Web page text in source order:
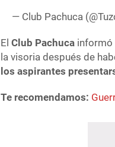
— Club Pachuca
ElClub Pachuca informó
la visoria después de
los aspirantes
Te recomendamos: